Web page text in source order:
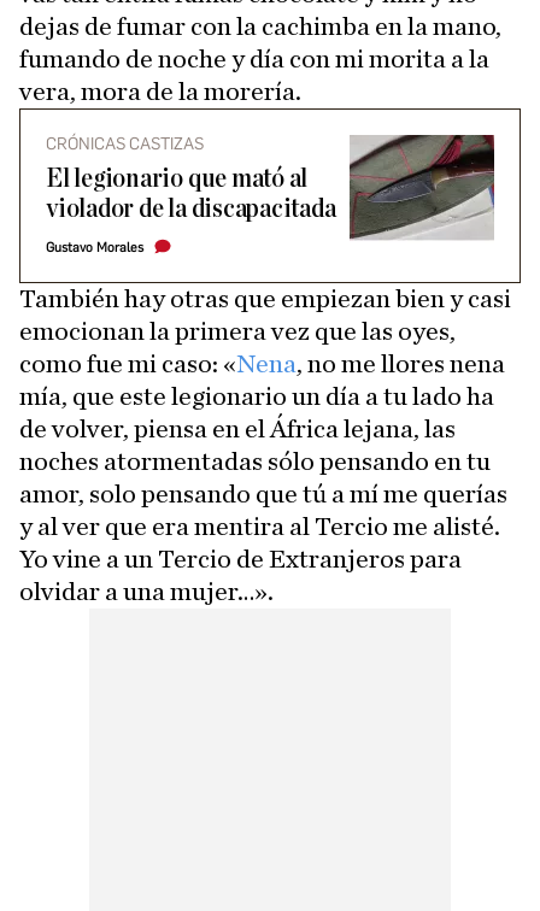
dejas de fumar con la cachimba en la mano,
fumando de noche y día con mi morita a la
vera, mora de la morería.
CRÓNICAS CASTIZAS
El legionario que mató al
violador de la discapacitada
Gustavo Morales
También hay otras que empiezan bien y casi
emocionan la primera vez que las oyes,
como fue mi caso: «Nena, no me llores nena
mía, que este legionario un día a tu lado ha
de volver, piensa en el África lejana, las
noches atormentadas sólo pensando en tu
amor, solo pensando que tú a mí me querías
y al ver que era mentira al Tercio me alisté.
Yo vine a un Tercio de Extranjeros para
olvidar a una mujer…».